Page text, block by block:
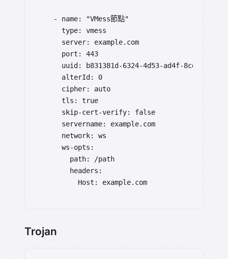
  - name: "VMess節點"
    type: vmess
    server: example.com
    port: 443
uuid: b831381d-6324-4d53-ad4f-
    alterId: 0
    cipher: auto
    tls: true
    skip-cert-verify: false
    servername: example.com
    network: ws
    ws-opts:
      path: /path
      headers:
        Host: example.com
Trojan